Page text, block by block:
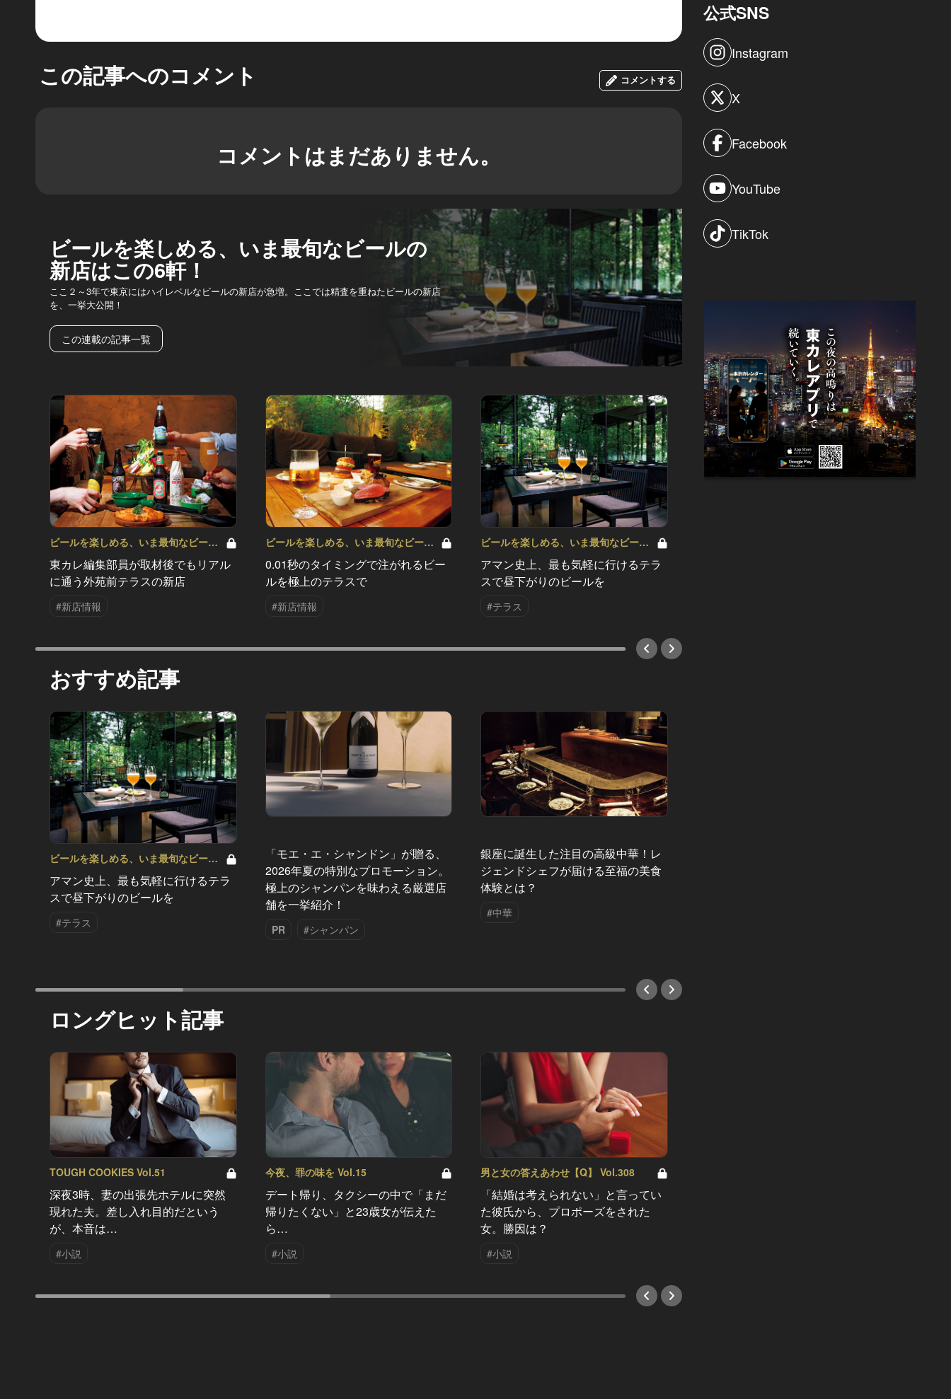
この記事へのコメント コメントする
コメントはまだありません。
ビールを楽しめる、いま最旬なビールの
新店はこの6軒！
ここ２～3年で東京にはハイレベルなビールの新店が急増。ここでは精査を重ねたビールの新店
を、一挙大公開！
この連載の記事一覧
ビールを楽しめる、いま最旬なビール
の新店はこの6軒！ Vol.4
東カレ編集部員が取材後でもリアル
に通う外苑前テラスの新店
#新店情報
ビールを楽しめる、いま最旬なビール
0.01秒のタイミングで注がれるビー
ルを極上のテラスで
#新店情報
ビールを楽しめる、いま最旬なビール
の新店はこの6軒！ Vol.1
アマン史上、最も気軽に行けるテラ
スで昼下がりのビールを
#テラス
おすすめ記事
ビールを楽しめる、いま最旬なビール
の新店はこの6軒！ Vol.1
アマン史上、最も気軽に行けるテラ
スで昼下がりのビールを
#テラス
「モエ・エ・シャンドン」が贈る、
2026年夏の特別なプロモーション。
極上のシャンパンを味わえる厳選店
舗を一挙紹介！
PR #シャンパン
銀座に誕生した注目の高級中華！レ
ジェンドシェフが届ける至福の美食
体験とは？
#中華
ロングヒット記事
TOUGH COOKIES Vol.51
深夜3時、妻の出張先ホテルに突然
現れた夫。差し入れ目的だという
が、本音は…
#小説
今夜、罪の味を Vol.15
デート帰り、タクシーの中で「まだ
帰りたくない」と23歳女が伝えた
ら…
#小説
男と女の答えあわせ【Q】 Vol.308
「結婚は考えられない」と言ってい
た彼氏から、プロポーズをされた
女。勝因は？
#小説
公式SNS
Instagram
X
Facebook
YouTube
TikTok